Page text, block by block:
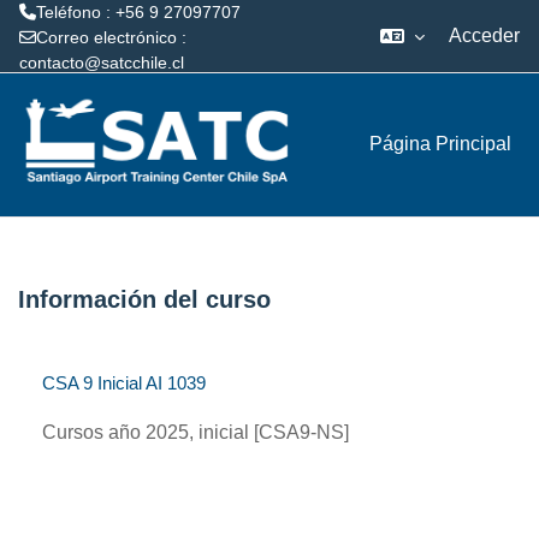
Teléfono : +56 9 27097707
Correo electrónico :
contacto@satcchile.cl
Acceder
Página Principal
Información del curso
CSA 9 Inicial AI 1039
Cursos año 2025, inicial [CSA9-NS]